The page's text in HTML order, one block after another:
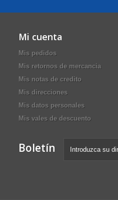
Mi cuenta
Mis pedidos
Mis retornos de mercancia
Mis notas de credito
Mis direcciones
Mis datos personales
Mis vales de descuento
Boletín